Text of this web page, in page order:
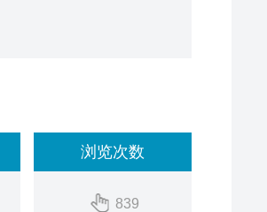
浏览次数
839